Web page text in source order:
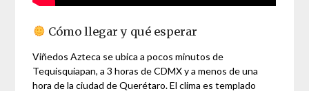
Cómo llegar y qué esperar
Viñedos Azteca se ubica a pocos minutos de
Tequisquiapan, a 3 horas de CDMX y a menos de una
hora de la ciudad de Querétaro. El clima es templado